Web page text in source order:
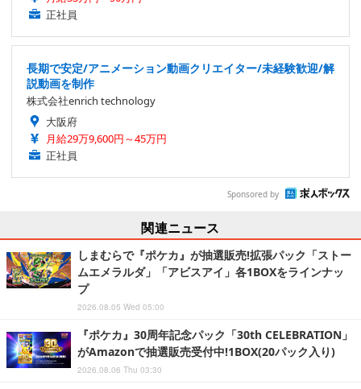
正社員
長期で安定/アニメーション動画クリエイター/未経験歓迎/解
説動画を制作
株式会社enrich technology
大阪府
月給29万9,600円～45万円
正社員
Sponsored by
関連ニュース
しまむらで『ポケカ』が抽選販売!拡張パック「ストー
ムエメラルダ」「アビスアイ」各1BOXをラインナッ
プ
2026.08.05 Wed 05:00
『ポケカ』30周年記念パック「30th CELEBRATION」
がAmazonで抽選販売受付中!1BOX(20パック入り)
2026.08.06 Thu 03:30